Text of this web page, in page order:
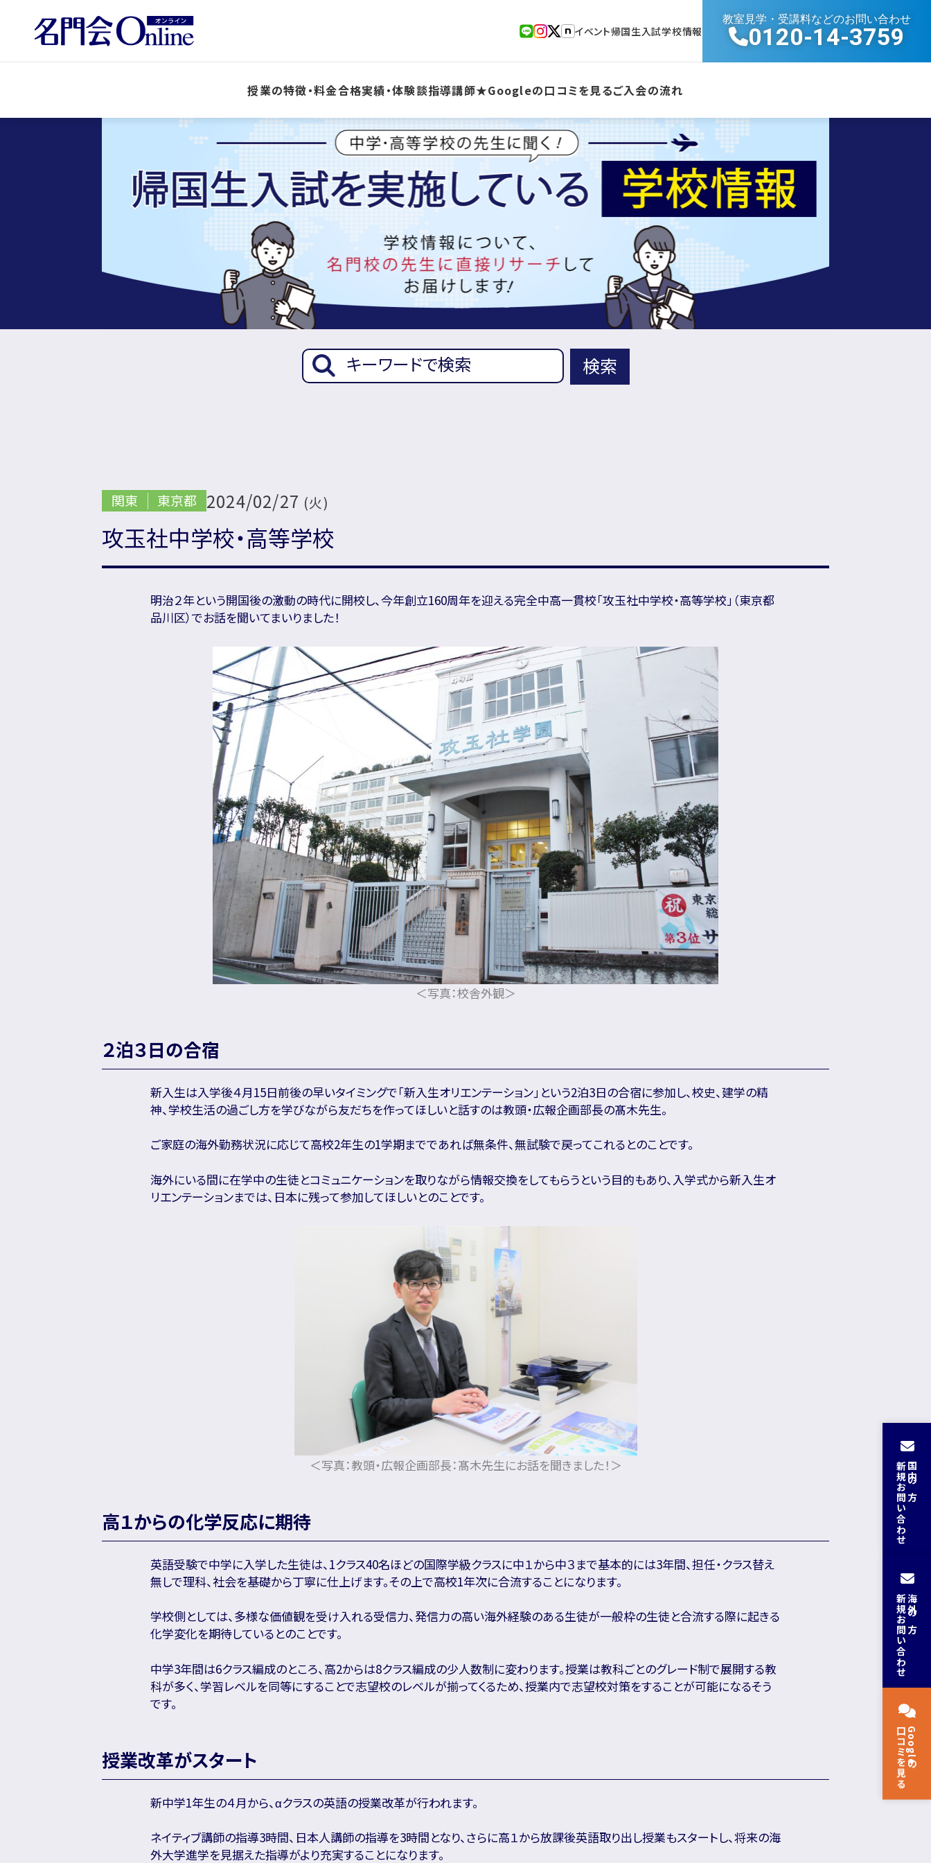
イベント帰国生入試学校情報
教室見学・受講料などのお問い合わせ
0120-14-3759
授業の特徴・料金合格実績・体験談指導講師★Googleの口コミを見るご入会の流れ
検索
関東 東京都 2024/02/27 (火)
攻玉社中学校・高等学校
明治２年という開国後の激動の時代に開校し、今年創立160周年を迎える完全中高一貫校「攻玉社中学校・高等学校」（東京都
品川区）でお話を聞いてまいりました！
＜写真：校舎外観＞
２泊３日の合宿
新入生は入学後４月15日前後の早いタイミングで「新入生オリエンテーション」という2泊3日の合宿に参加し、校史、建学の精
神、学校生活の過ごし方を学びながら友だちを作ってほしいと話すのは教頭・広報企画部長の髙木先生。
ご家庭の海外勤務状況に応じて高校2年生の1学期までであれば無条件、無試験で戻ってこれるとのことです。
海外にいる間に在学中の生徒とコミュニケーションを取りながら情報交換をしてもらうという目的もあり、入学式から新入生オ
リエンテーションまでは、日本に残って参加してほしいとのことです。
＜写真：教頭・広報企画部長：髙木先生にお話を聞きました！＞
高１からの化学反応に期待
英語受験で中学に入学した生徒は、1クラス40名ほどの国際学級クラスに中１から中３まで基本的には3年間、担任・クラス替え
無しで理科、社会を基礎から丁寧に仕上げます。その上で高校1年次に合流することになります。
学校側としては、多様な価値観を受け入れる受信力、発信力の高い海外経験のある生徒が一般枠の生徒と合流する際に起きる
化学変化を期待しているとのことです。
中学3年間は6クラス編成のところ、高2からは8クラス編成の少人数制に変わります。授業は教科ごとのグレード制で展開する教
科が多く、学習レベルを同等にすることで志望校のレベルが揃ってくるため、授業内で志望校対策をすることが可能になるそう
です。
授業改革がスタート
新中学1年生の４月から、αクラスの英語の授業改革が行われます。
ネイティブ講師の指導3時間、日本人講師の指導を3時間となり、さらに高１から放課後英語取り出し授業もスタートし、将来の海
外大学進学を見据えた指導がより充実することになります。
国内の方
新規お問い合わせ
海外の方
新規お問い合わせ
Googleの
口コミを見る